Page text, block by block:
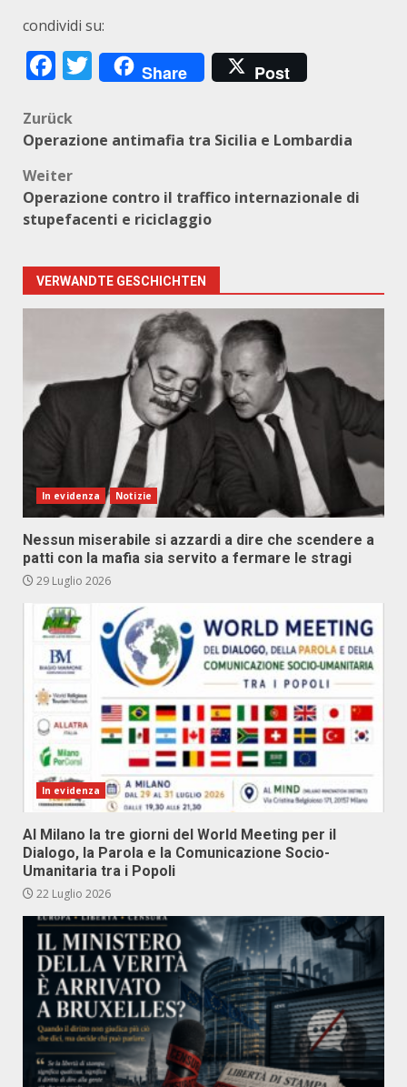
condividi su:
Facebook
Twitter
Share Post
Beitragsnavigation
Zurück
Operazione antimafia tra Sicilia e Lombardia
Weiter
Operazione contro il traffico internazionale di
stupefacenti e riciclaggio
VERWANDTE GESCHICHTEN
In evidenza Notizie
Nessun miserabile si azzardi a dire che scendere a
patti con la mafia sia servito a fermare le stragi
29 Luglio 2026
In evidenza
Al Milano la tre giorni del World Meeting per il
Dialogo, la Parola e la Comunicazione Socio-
Umanitaria tra i Popoli
22 Luglio 2026